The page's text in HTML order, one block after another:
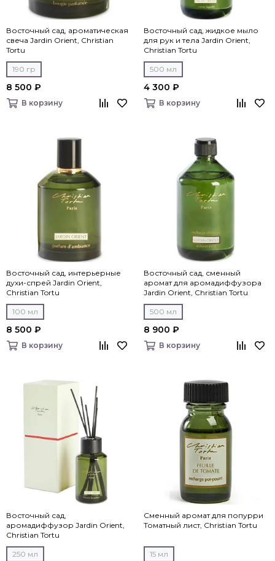
Восточный сад, ароматическая
свеча Jardin Orient, Christian
Tortu
190 гр
8 500 ₽
В корзину
Восточный сад, жидкое мыло
для рук и тела Jardin Orient,
Christian Tortu
500 мл
4 300 ₽
В корзину
Восточный сад, интерьерные
духи-спрей Jardin Orient,
Christian Tortu
100 мл
8 500 ₽
В корзину
Восточный сад, сменный
аромат для аромадиффузора
Jardin Orient, Christian Tortu
500 мл
8 900 ₽
В корзину
Восточный сад,
аромадиффузор Jardin Orient,
Christian Tortu
250 мл
Сменный аромат для попурри
Томатный лист, Christian Tortu
15 мл